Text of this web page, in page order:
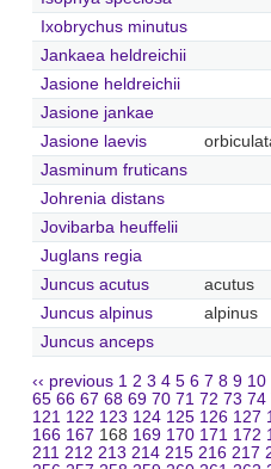
Ixobrychus minutus
Jankaea heldreichii
Jasione heldreichii
Jasione jankae
Jasione laevis
Jasminum fruticans
Johrenia distans
Jovibarba heuffelii
Juglans regia
Juncus acutus
acutus
Juncus alpinus
alpinus
Juncus anceps
‹‹ previous 1 2 3 4 5 6 7 8 9 10
65 66 67 68 69 70 71 72 73 74
121 122 123 124 125 126 127
166 167 168 169 170 171 172
211 212 213 214 215 216 217